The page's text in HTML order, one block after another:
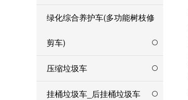
绿化综合养护车(多功能树枝修
剪车)
压缩垃圾车
挂桶垃圾车_后挂桶垃圾车